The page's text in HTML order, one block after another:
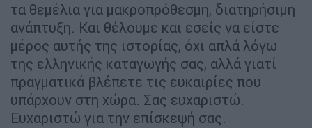
τα θεμέλια για μακροπρόθεσμη, διατηρήσιμη
ανάπτυξη. Και θέλουμε και εσείς να είστε
μέρος αυτής της ιστορίας, όχι απλά λόγω
της ελληνικής καταγωγής σας, αλλά γιατί
πραγματικά βλέπετε τις ευκαιρίες που
υπάρχουν στη χώρα. Σας ευχαριστώ.
Ευχαριστώ για την επίσκεψή σας.